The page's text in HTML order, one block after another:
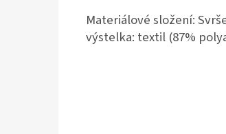
Materiálové složení:
výstelka: textil (87%